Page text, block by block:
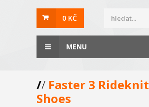
0 KČ
MENU
// Faster 3 Rideknit
Shoes